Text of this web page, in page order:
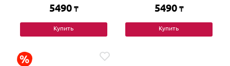
5490 ₸
Купить
5490 ₸
Купить